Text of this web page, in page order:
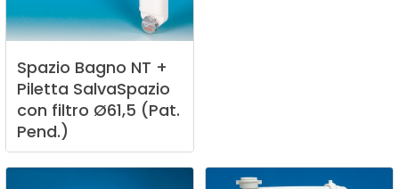
Spazio Bagno NT +
Piletta SalvaSpazio
con filtro Ø61,5 (Pat.
Pend.)